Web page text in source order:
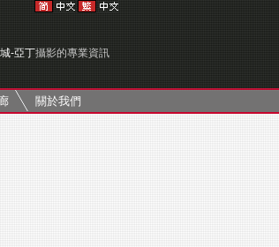
-亞丁攝影的專業資訊
關於我們